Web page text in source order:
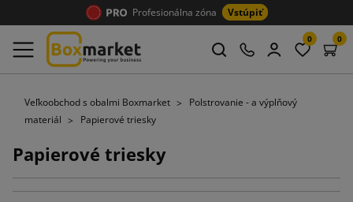
Profesionálna zóna Vstúpiť
0 0
Veľkoobchod s obalmi Boxmarket
Polstrovanie - a výplňový
materiál
Papierové triesky
Papierové triesky